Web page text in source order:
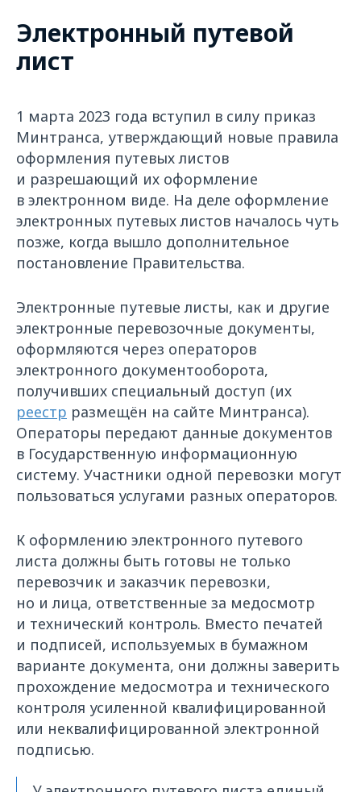
Электронный путевой
лист
1 марта 2023 года вступил в силу приказ
Минтранса, утверждающий новые правила
оформления путевых листов
и разрешающий их оформление
в электронном виде. На деле оформление
электронных путевых листов началось чуть
позже, когда вышло дополнительное
постановление Правительства.
Электронные путевые листы, как и другие
электронные перевозочные документы,
оформляются через операторов
электронного документооборота,
получивших специальный доступ (их
реестр размещён на сайте Минтранса).
Операторы передают данные документов
в Государственную информационную
систему. Участники одной перевозки могут
пользоваться услугами разных операторов.
К оформлению электронного путевого
листа должны быть готовы не только
перевозчик и заказчик перевозки,
но и лица, ответственные за медосмотр
и технический контроль. Вместо печатей
и подписей, используемых в бумажном
варианте документа, они должны заверить
прохождение медосмотра и технического
контроля усиленной квалифицированной
или неквалифицированной электронной
подписью.